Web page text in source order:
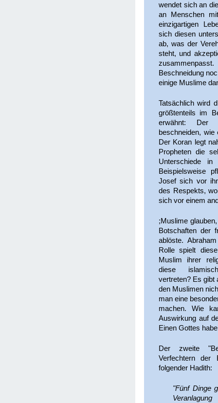
wendet sich an
an Menschen
einzigartigen
sich diesen
ab, was der
steht, und
Beschneidung
einige Muslime
Tatsächlich wird
größtenteils im
erwähnt: Der
beschneiden,
Der Koran legt
Propheten die
Unterschiede
Beispielsweise
Josef sich vor
des Respekts,
sich vor einem
;Muslime
Botschaften der
ablöste.
Rolle spielt
Muslim ihrer
diese
vertreten? Es gibt
den Muslimen
man eine
machen. Wie
Auswirkung auf
Einen Gottes
Der zweite
Verfechtern der
folgender Hadith:
"Fünf Dinge